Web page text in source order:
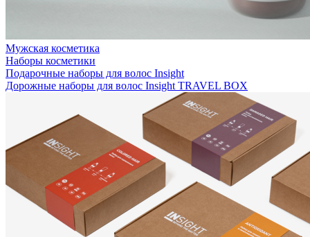
Мужская косметика
Наборы косметики
Подарочные наборы для волос Insight
Дорожные наборы для волос Insight TRAVEL BOX